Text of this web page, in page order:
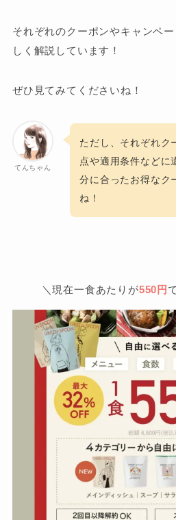
それぞれのクーポンやキャンペ
しく解説しています！
ぜひ見てみてくださいね！
てんちゃん
ただし、それぞれク
点や適用条件などに
分に合ったお得なク
ね！
＼現在一食あたりが550円